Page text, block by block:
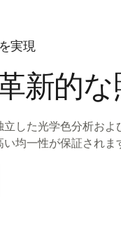
実現
新的な
した光学色分析およ
均一性が保証されま